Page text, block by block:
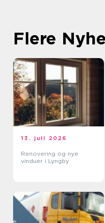
Flere
13. juli 2026
Renovering og nye
vinduer i Lyngby